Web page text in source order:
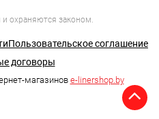
охраняются законом.
Пользовательское соглашение
договоры
магазинов e-linershop.by